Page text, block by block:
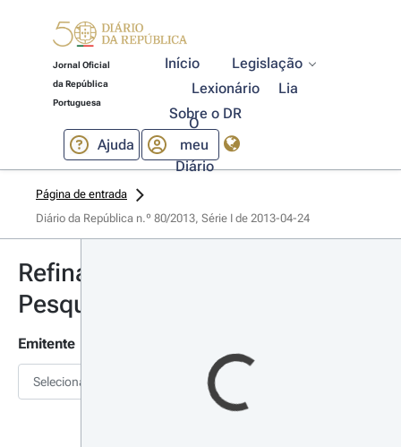
Jornal Oficial
da República
Portuguesa
Início
Legislação
Lexionário
Lia
Sobre o DR
Ajuda
O
meu
Diário
Página de entrada
Diário da República n.º 80/2013, Série I de 2013-04-24
Refinar
Pesquisa
Emitente
Selecionar